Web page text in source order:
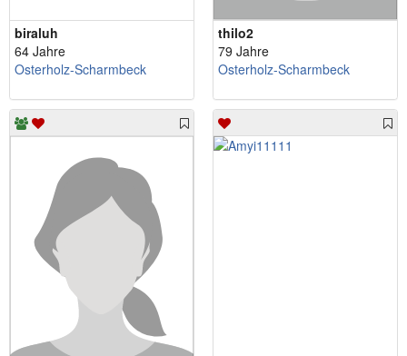
biraluh
64 Jahre
Osterholz-Scharmbeck
thilo2
79 Jahre
Osterholz-Scharmbeck